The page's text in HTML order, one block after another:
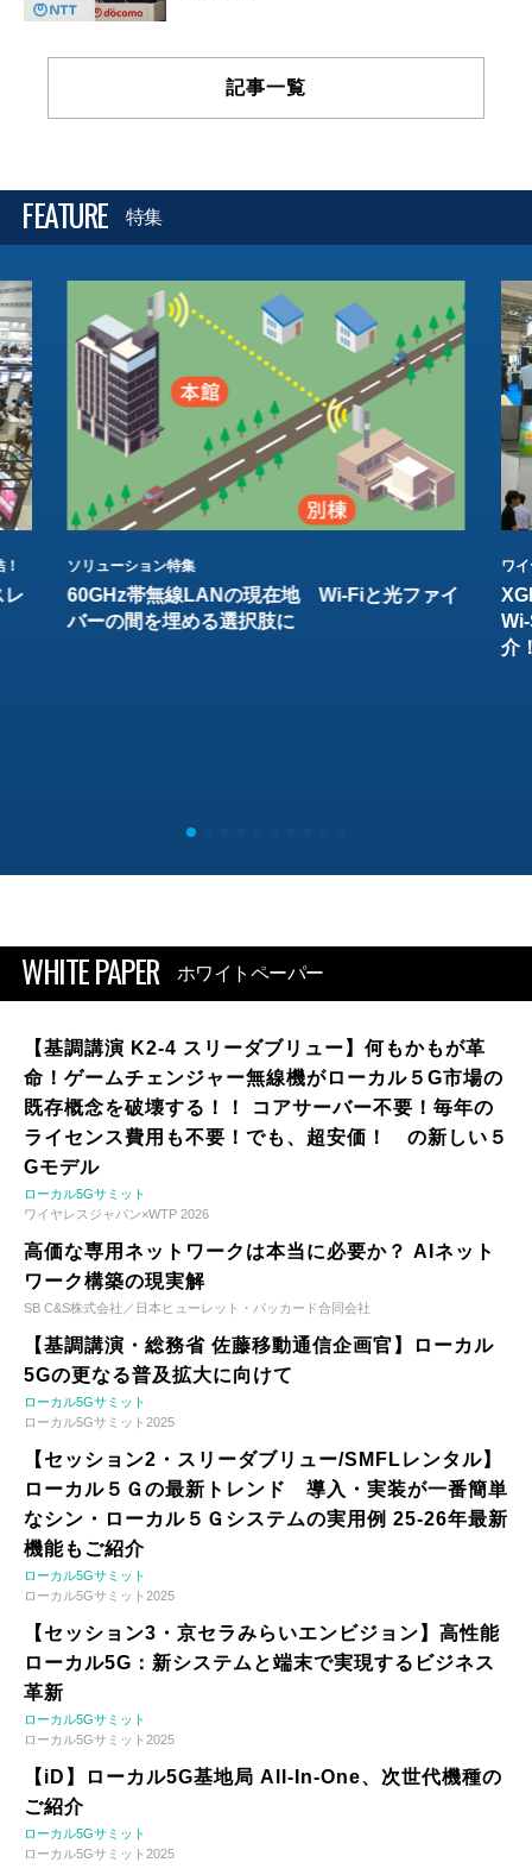
記事一覧
FEATURE 特集
レ
ソリューション特集
60GHz帯無線LANの現在地 Wi-Fiと光ファイ
バーの間を埋める選択肢に
ワ
介
WHITE PAPER ホワイトペーパー
【基調講演 K2-4 スリーダブリュー】何もかもが革
命！ゲームチェンジャー無線機がローカル５G市場の
既存概念を破壊する！！ コアサーバー不要！毎年の
ライセンス費用も不要！でも、超安価！ の新しい５
Gモデル
ローカル5Gサミット
ワイヤレスジャパン×WTP 2026
高価な専用ネットワークは本当に必要か？ AIネット
ワーク構築の現実解
SB C&S株式会社／日本ヒューレット・パッカード合同会社
【基調講演・総務省 佐藤移動通信企画官】ローカル
5Gの更なる普及拡大に向けて
ローカル5Gサミット
ローカル5Gサミット2025
【セッション2・スリーダブリュー/SMFLレンタル】
ローカル５Ｇの最新トレンド 導入・実装が一番簡単
なシン・ローカル５Ｇシステムの実用例 25-26年最新
機能もご紹介
ローカル5Gサミット
ローカル5Gサミット2025
【セッション3・京セラみらいエンビジョン】高性能
ローカル5G：新システムと端末で実現するビジネス
革新
ローカル5Gサミット
ローカル5Gサミット2025
【iD】ローカル5G基地局 All-In-One、次世代機種の
ご紹介
ローカル5Gサミット
ローカル5Gサミット2025